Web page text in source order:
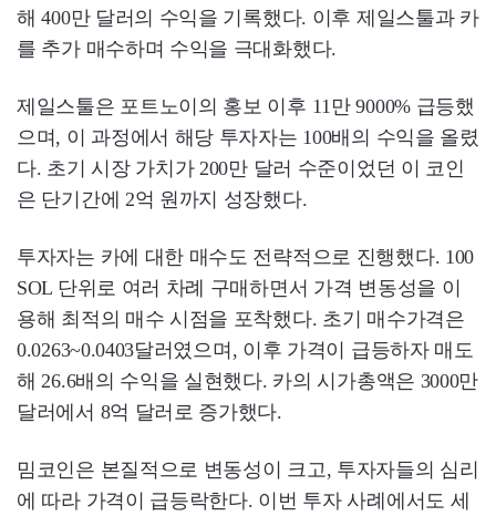
해 400만 달러의 수익을 기록했다. 이후 제일스툴과 카
를 추가 매수하며 수익을 극대화했다.
제일스툴은 포트노이의 홍보 이후 11만 9000% 급등했
으며, 이 과정에서 해당 투자자는 100배의 수익을 올렸
다. 초기 시장 가치가 200만 달러 수준이었던 이 코인
은 단기간에 2억 원까지 성장했다.
투자자는 카에 대한 매수도 전략적으로 진행했다. 100
SOL 단위로 여러 차례 구매하면서 가격 변동성을 이
용해 최적의 매수 시점을 포착했다. 초기 매수가격은
0.0263~0.0403달러였으며, 이후 가격이 급등하자 매도
해 26.6배의 수익을 실현했다. 카의 시가총액은 3000만
달러에서 8억 달러로 증가했다.
밈코인은 본질적으로 변동성이 크고, 투자자들의 심리
에 따라 가격이 급등락한다. 이번 투자 사례에서도 세